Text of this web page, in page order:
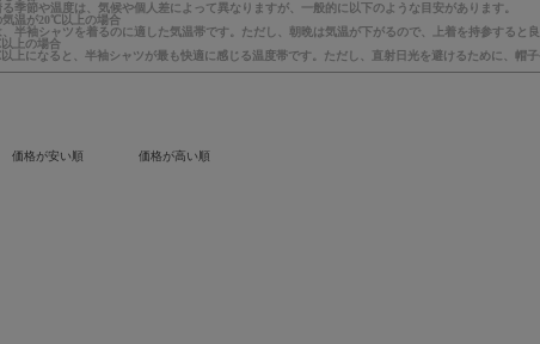
季節や温度は、気候や個人差によって異なりますが、一般的に以下のような目安があります。
気温が20℃以上の場合
半袖シャツを着るのに適した気温帯です。ただし、朝晩は気温が下がるので、上着を持参すると良
上の場合
上になると、半袖シャツが最も快適に感じる温度帯です。ただし、直射日光を避けるために、帽子
価格が安い順 価格が高い順